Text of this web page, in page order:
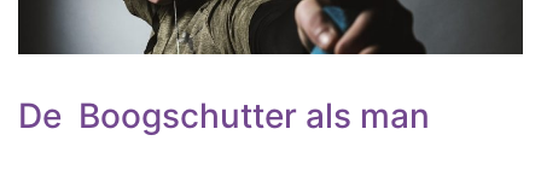
De Boogschutter als man